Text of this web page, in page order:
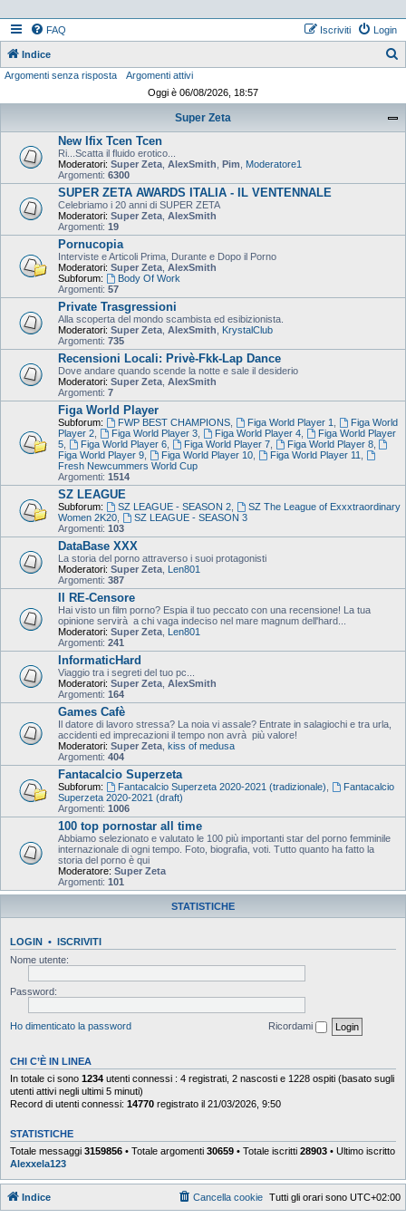
FAQ Login
Iscriviti
Indice
Argomenti senza risposta
Argomenti attivi
Oggi è 06/08/2026, 18:57
Super Zeta
New Ifix Tcen Tcen
Ri...Scatta il fluido erotico...
Moderatori: Super Zeta AlexSmith Pim
Moderatore1
Argomenti: 6300
SUPER ZETA AWARDS ITALIA - IL VENTENNALE
Celebriamo i 20 anni di SUPER ZETA
Moderatori: Super Zeta AlexSmith
Argomenti: 19
Pornucopia
Interviste e Articoli Prima, Durante e Dopo il Porno
Moderatori: Super Zeta AlexSmith
Subforum:
Body Of Work
Argomenti: 57
Private Trasgressioni
Alla scoperta del mondo scambista ed esibizionista.
Moderatori: Super Zeta AlexSmith
KrystalClub
Argomenti: 735
Recensioni Locali: Privè-Fkk-Lap Dance
Dove andare quando scende la notte e sale il desiderio
Moderatori: Super Zeta AlexSmith
Argomenti: 7
Figa World Player
Subforum: FWP BEST CHAMPIONS, Figa World Player 1
Figa World
Player 2
Figa World Player 3, Figa World Player 4,
Figa World Player
5
Figa World Player 6, Figa World Player 7, Figa World Player 8,
Figa World Player 9
Figa World Player 10, Figa World Player 11
Fresh Newcummers World Cup
Argomenti: 1514
SZ LEAGUE
Subforum: SZ LEAGUE - SEASON 2,
SZ The League of Exxxtraordinary
Women 2K20
SZ LEAGUE - SEASON 3
Argomenti: 103
DataBase XXX
La storia del porno attraverso i suoi protagonisti
Moderatori: Super Zeta Len801
Argomenti: 387
Il RE-Censore
Hai visto un film porno? Espia il tuo peccato con una recensione! La tua
opinione servirà a chi vaga indeciso nel mare magnum dell'hard...
Moderatori: Super Zeta Len801
Argomenti: 241
InformaticHard
Viaggio tra i segreti del tuo pc...
Moderatori: Super Zeta AlexSmith
Argomenti: 164
Games Cafè
Il datore di lavoro stressa? La noia vi assale? Entrate in salagiochi e tra urla,
accidenti ed imprecazioni il tempo non avrà più valore!
Moderatori: Super Zeta kiss of medusa
Argomenti: 404
Fantacalcio Superzeta
Subforum: Fantacalcio Superzeta 2020-2021 (tradizionale)
Fantacalcio
Superzeta 2020-2021 (draft)
Argomenti: 1006
100 top pornostar all time
Abbiamo selezionato e valutato le 100 più importanti star del porno femminile
internazionale di ogni tempo. Foto, biografia, voti. Tutto quanto ha fatto la
storia del porno è qui
Moderatore: Super Zeta
Argomenti: 101
STATISTICHE
LOGIN • ISCRIVITI
Nome utente:
Password:
Ho dimenticato la password Ricordami
CHI C’È IN LINEA
In totale ci sono 1234 utenti connessi : 4 registrati, 2 nascosti e 1228 ospiti (basato sugli
utenti attivi negli ultimi 5 minuti)
Record di utenti connessi: 14770 registrato il 21/03/2026, 9:50
STATISTICHE
Totale messaggi 3159856 • Totale argomenti 30659 • Totale iscritti 28903 • Ultimo iscritto
Alexxela123
Indice Tutti gli orari sono UTC+02:00
Cancella cookie